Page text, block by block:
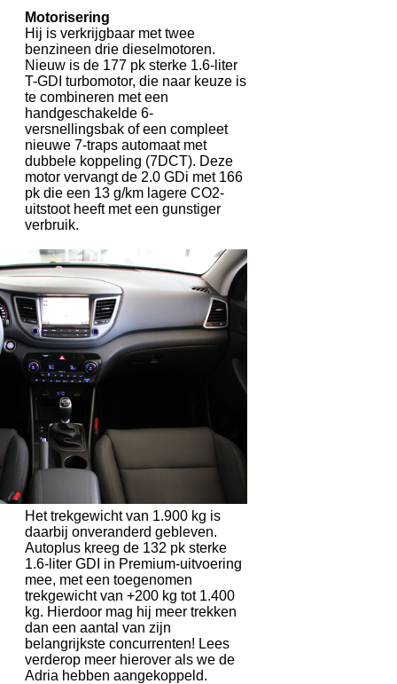
Motorisering
Hij is verkrijgbaar met twee
benzineen drie dieselmotoren.
Nieuw is de 177 pk sterke 1.6-liter
T-GDI turbomotor, die naar keuze is
te combineren met een
handgeschakelde 6-
versnellingsbak of een compleet
nieuwe 7-traps automaat met
dubbele koppeling (7DCT). Deze
motor vervangt de 2.0 GDi met 166
pk die een 13 g/km lagere CO2-
uitstoot heeft met een gunstiger
verbruik.
Het trekgewicht van 1.900 kg is
daarbij onveranderd gebleven.
Autoplus kreeg de 132 pk sterke
1.6-liter GDI in Premium-uitvoering
mee, met een toegenomen
trekgewicht van +200 kg tot 1.400
kg. Hierdoor mag hij meer trekken
dan een aantal van zijn
belangrijkste concurrenten! Lees
verderop meer hierover als we de
Adria hebben aangekoppeld.